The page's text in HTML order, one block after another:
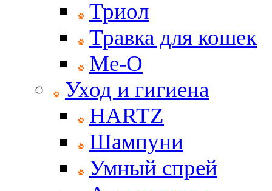
Триол
Травка для кошек
Ме-О
Уход и гигиена
HARTZ
Шампуни
Умный спрей